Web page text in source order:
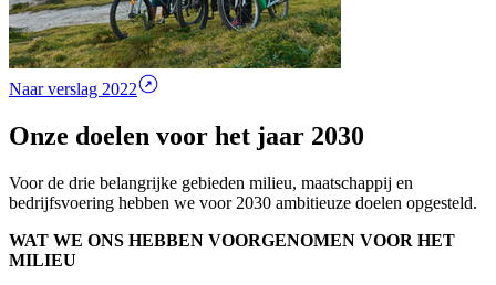
Naar verslag 2022
Onze doelen voor het jaar 2030
Voor de drie belangrijke gebieden milieu, maatschappij en
bedrijfsvoering hebben we voor 2030 ambitieuze doelen opgesteld.
WAT WE ONS HEBBEN VOORGENOMEN VOOR HET
MILIEU